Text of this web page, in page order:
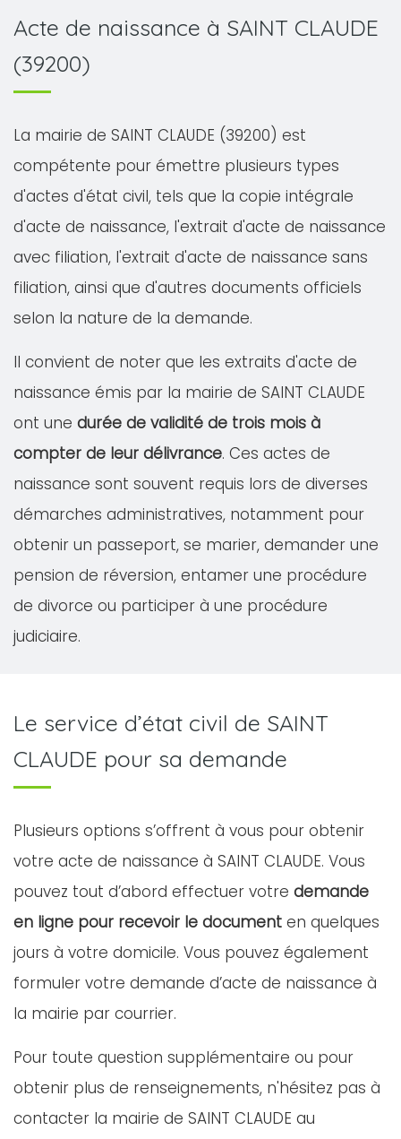
Acte de naissance à SAINT CLAUDE
(39200)
La mairie de SAINT CLAUDE (39200) est
compétente pour émettre plusieurs types
d'actes d'état civil, tels que la copie intégrale
d'acte de naissance, l'extrait d'acte de naissance
avec filiation, l'extrait d'acte de naissance sans
filiation, ainsi que d'autres documents officiels
selon la nature de la demande.
Il convient de noter que les extraits d'acte de
naissance émis par la mairie de SAINT CLAUDE
ont une durée de validité de trois mois à
compter de leur délivrance. Ces actes de
naissance sont souvent requis lors de diverses
démarches administratives, notamment pour
obtenir un passeport, se marier, demander une
pension de réversion, entamer une procédure
de divorce ou participer à une procédure
judiciaire.
Le service d’état civil de SAINT
CLAUDE pour sa demande
Plusieurs options s’offrent à vous pour obtenir
votre acte de naissance à SAINT CLAUDE. Vous
pouvez tout d’abord effectuer votre demande
en ligne pour recevoir le document en quelques
jours à votre domicile. Vous pouvez également
formuler votre demande d’acte de naissance à
la mairie par courrier.
Pour toute question supplémentaire ou pour
obtenir plus de renseignements, n'hésitez pas à
contacter la mairie de SAINT CLAUDE au